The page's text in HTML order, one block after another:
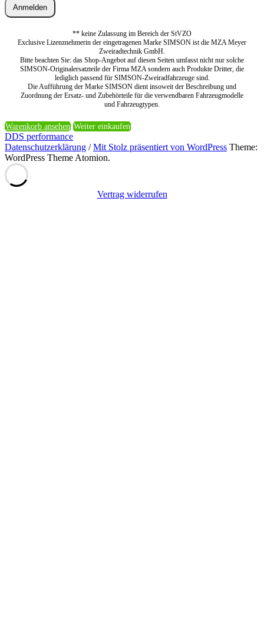
Anmelden
** keine Zulassung im Bereich der StVZO
Exclusive Lizenznehmerin der eingetragenen Marke SIMSON ist die MZA Meyer
Zweiradtechnik GmbH.
Bitte beachten Sie: das Shop-Angebot auf diesen Seiten umfasst nicht nur solche
SIMSON-Originalersatzteile der Firma MZA sondern auch Produkte Dritter, die
lediglich passend für SIMSON-Zweiradfahrzeuge sind.
Die Aufführung der Marke SIMSON dient insoweit der Beschreibung und
Zuordnung der Ersatz- und Zubehörteile für die verwendbaren Fahrzeugmodelle
und Fahrzeugtypen.
Warenkorb ansehen Weiter einkaufen
DDS performance
Datenschutzerklärung /Mit Stolz präsentiert von WordPress Theme:
WordPress Theme Atomion.
Vertrag widerrufen